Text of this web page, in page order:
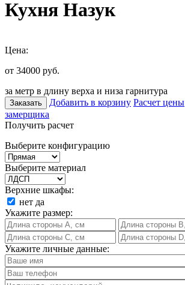
Кухня Назук
Цена:
от 34000 руб.
за метр в длину верха и низа гарнитура
Заказать Добавить в корзину Расчет цены
замерщика
Получить расчет
Выберите конфигурацию
Выберите материал
Верхние шкафы:
нет да
Укажите размер:
Укажите личные данные: